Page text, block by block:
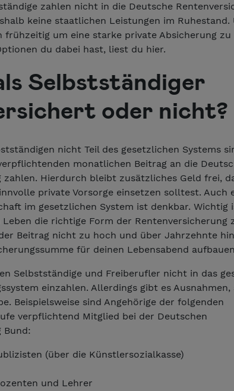
zahlen nicht in die Deutsche
keine staatlichen Leistungen im Ruhestand.
frühzeitig um eine starke private Absicherung zu
du dabei hast, liest du hier.
Selbstständiger
oder nicht?
nicht Teil des gesetzlichen Systems
monatlichen Beitrag an die
zahlen. Hierdurch bleibt zusätzliches Geld frei,
private Vorsorge einsetzen solltest. Auch
im gesetzlichen System ist denkbar. Wichtig
die richtige Form der Rentenversicherung
Beitrag nicht zu hoch und über Jahrzehnte
für deinen Lebensabend
Selbstständige und Freiberufler nicht in das
einzahlen. Allerdings gibt es Ausnahmen,
Beispielsweise sind Angehörige der folgenden
verpflichtend Mitglied bei der Deutschen
Bund:
(über die Künstlersozialkasse)
und Lehrer